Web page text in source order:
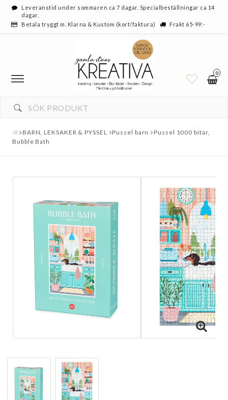
Leveranstid under sommaren ca 7 dagar. Specialbeställningar ca 14
dagar.
Betala tryggt m. Klarna & Kustom (kort/faktura)
Frakt 65-99:-
0
BARN, LEKSAKER & PYSSEL Pussel barn
Pussel 1000 bitar,
Bubble Bath